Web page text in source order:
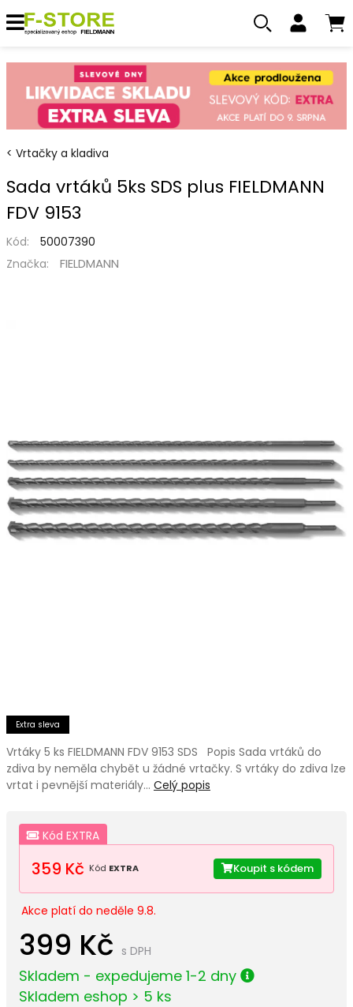
Vrtačky a kladiva
Sada vrtáků 5ks SDS plus FIELDMANN
FDV 9153
Kód:
50007390
Značka:
FIELDMANN
Extra sleva
Vrtáky 5 ks FIELDMANN FDV 9153 SDS Popis Sada vrtáků do
zdiva by neměla chybět u žádné vrtačky. S vrtáky do zdiva lze
vrtat i pevnější materiály… Celý popis
Kód EXTRA
359 Kč Kód EXTRA Koupit s kódem
Akce platí do neděle 9.8.
399 Kč s DPH
Skladem - expedujeme 1-2 dny
Skladem eshop > 5 ks